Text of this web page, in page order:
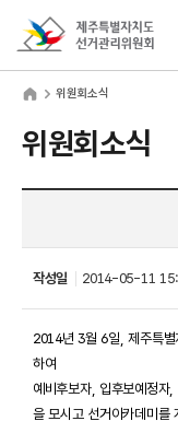
위원회소식
위원회소식
작성일 2014-05-11
2014년 3월 6일, 제주특별
하여
예비후보자, 입후보예정자
을 모시고 선거아카데미를